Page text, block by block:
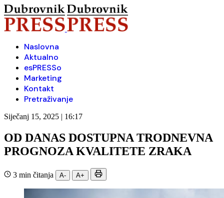
Naslovna
Aktualno
esPRESSo
Marketing
Kontakt
Pretraživanje
Siječanj 15, 2025 | 16:17
OD DANAS DOSTUPNA TRODNEVNA
PROGNOZA KVALITETE ZRAKA
3 min čitanja A- A+